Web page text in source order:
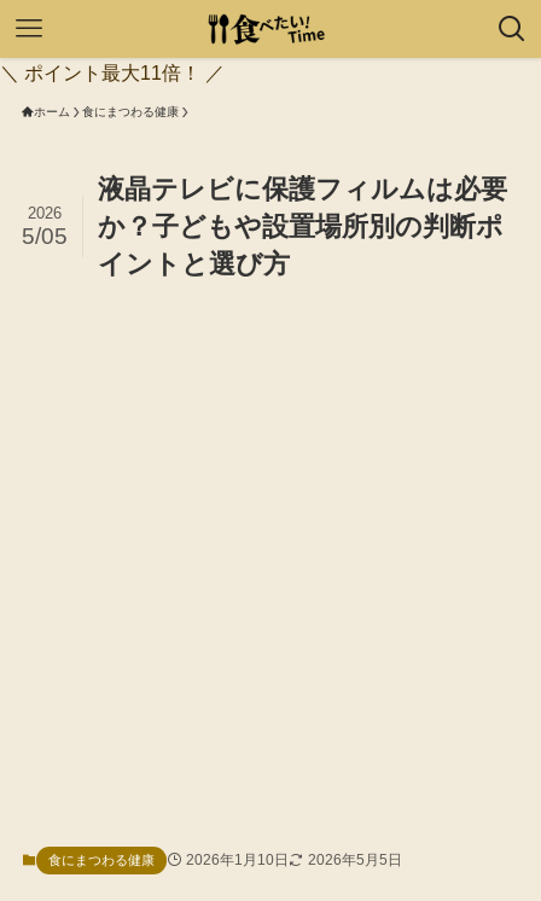
＼ ポイント最大11倍！ ／
ホーム 食にまつわる健康
液晶テレビに保護フィルムは必要
か？子どもや設置場所別の判断ポ
イントと選び方
2026
5/05
食にまつわる健康 2026年1月10日 2026年5月5日